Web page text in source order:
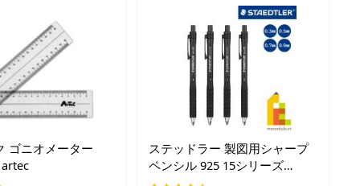
ゴニオメーター
ステッドラー 製図用シャープ
ペンシル 925 15シリーズ
0.3/0.5/0.7/0.9 スタンダードモ